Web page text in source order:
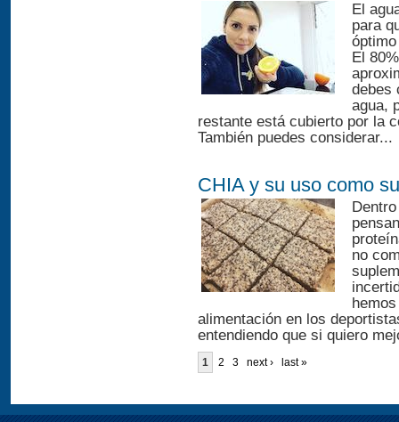
El
para
El
debes
agua,
restante está cubierto por la
También puedes considerar...
CHIA y su uso como
no
alimentación en los
entendiendo que si quiero
1 2 3 next › last »